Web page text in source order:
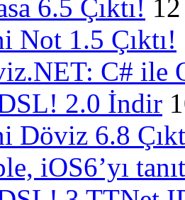
6.5 Çıktı!
Not 1.5 Çıktı!
C# ile
2.0 İndir
Döviz 6.8
iOS6’yı